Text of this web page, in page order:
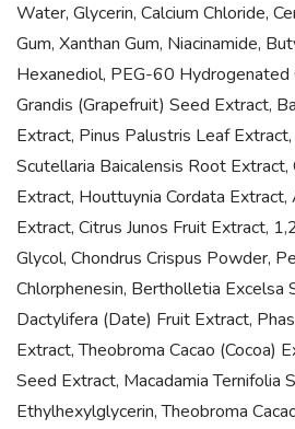
Water, Glycerin, Calcium Chloride,
Gum, Xanthan Gum, Niacinamide,
Hexanediol, PEG-60 Hydrogenated
Grandis (Grapefruit) Seed Extract,
Extract, Pinus Palustris Leaf
Scutellaria Baicalensis Root Extract,
Extract, Houttuynia Cordata
Extract, Citrus Junos Fruit Extract,
Glycol, Chondrus Crispus Powder,
Chlorphenesin, Bertholletia Excelsa
Dactylifera (Date) Fruit Extract,
Extract, Theobroma Cacao (Cocoa)
Seed Extract, Macadamia Ternifolia
Ethylhexylglycerin, Theobroma